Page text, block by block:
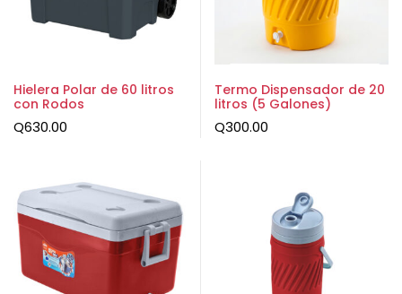
Hielera Polar de 60 litros
con Rodos
Q630.00
Termo Dispensador de 20
litros (5 Galones)
Q300.00